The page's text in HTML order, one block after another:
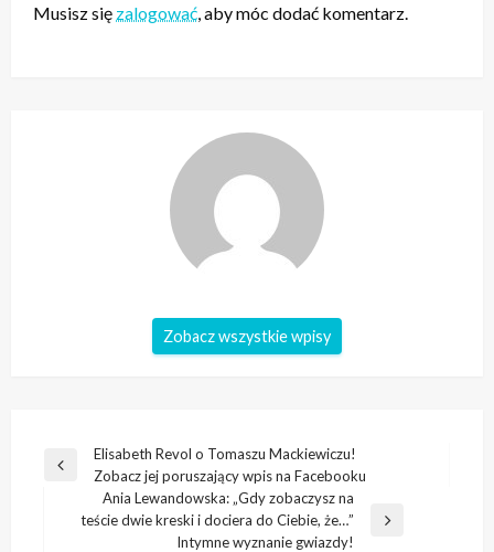
Musisz się zalogować, aby móc dodać komentarz.
Zobacz wszystkie wpisy
Nawigacja
wpisu
Poprzedni
Elisabeth Revol o Tomaszu Mackiewiczu!
Zobacz jej poruszający wpis na Facebooku
Następny
Ania Lewandowska: „Gdy zobaczysz na
teście dwie kreski i dociera do Ciebie, że…”
Intymne wyznanie gwiazdy!